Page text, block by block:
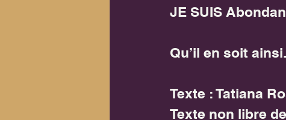
JE SUIS
Qu’il en soit ainsi.
Texte : Tatiana
Texte non libre